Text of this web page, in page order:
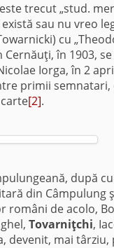
trecut „stud.
sau nu vreo
cu
Cernăuţi, în 1903,
Iorga, în 2
primii
[2].
după
din Câmpulung
români de acolo,
Tovarniţchi,
devenit, mai târziu,